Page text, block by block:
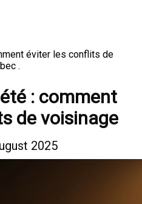
éviter les conflits de
.
: comment
de voisinage
2025